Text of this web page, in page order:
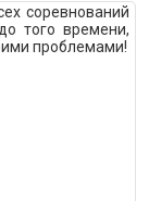
соревнований
того времени,
проблемами!